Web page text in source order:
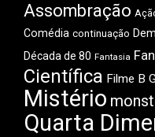
Assombração
Comédia continuação
Década de 80 Fantasia
Científica Filme B
Mistério
Quarta